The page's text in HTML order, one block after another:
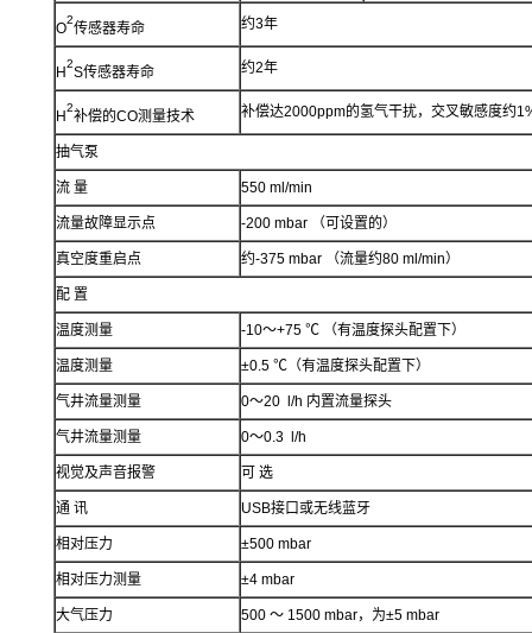
O
2
传感器寿命 约3年
H
2
S传感器寿命 约2年
H
2
补偿的CO测量技术 补偿达2000ppm的氢气干扰，交叉敏感度约
抽气泵
流 量 550 ml/min
流量故障显示点 -200 mbar （可设置的）
真空度重启点 约-375 mbar （流量约80 ml/min）
配 置
温度测量 -10～+75 ℃ （有温度探头配置下）
温度测量 ±0.5 ℃（有温度探头配置下）
气井流量测量 0～20 l/h 内置流量探头
气井流量测量 0～0.3 l/h
视觉及声音报警 可 选
通 讯 USB接口或无线蓝牙
相对压力 ±500 mbar
相对压力测量 ±4 mbar
大气压力 500 ～ 1500 mbar，为±5 mbar